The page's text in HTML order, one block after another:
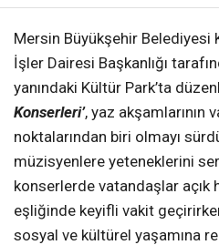
Mersin Büyükşehir Belediyesi
İşler Dairesi Başkanlığı
yanındaki Kültür Park’ta
Konserleri’, yaz akşamlarının
noktalarından biri olmayı
müzisyenlere yeteneklerini
konserlerde vatandaşlar açık
eşliğinde keyifli vakit
sosyal ve kültürel yaşamına